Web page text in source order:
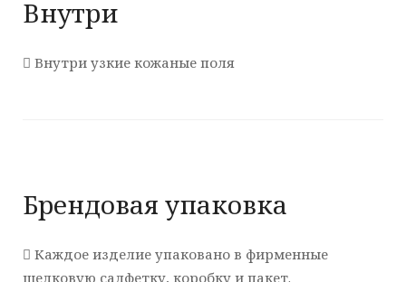
Внутри
Внутри узкие кожаные поля
Брендовая упаковка
Каждое изделие упаковано в фирменные
шелковую салфетку, коробку и пакет.